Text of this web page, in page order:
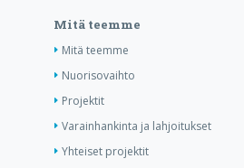
Mitä teemme
Mitä teemme
Nuorisovaihto
Projektit
Varainhankinta ja lahjoitukset
Yhteiset projektit